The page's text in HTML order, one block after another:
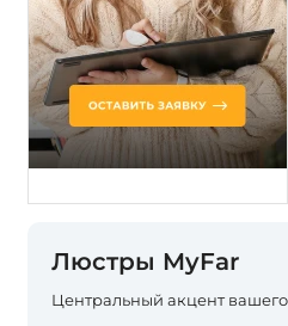
Люстры MyFar
Центральный акцент